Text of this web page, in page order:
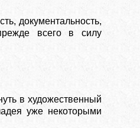
документальность,
всего в силу
в художественный
уже некоторыми